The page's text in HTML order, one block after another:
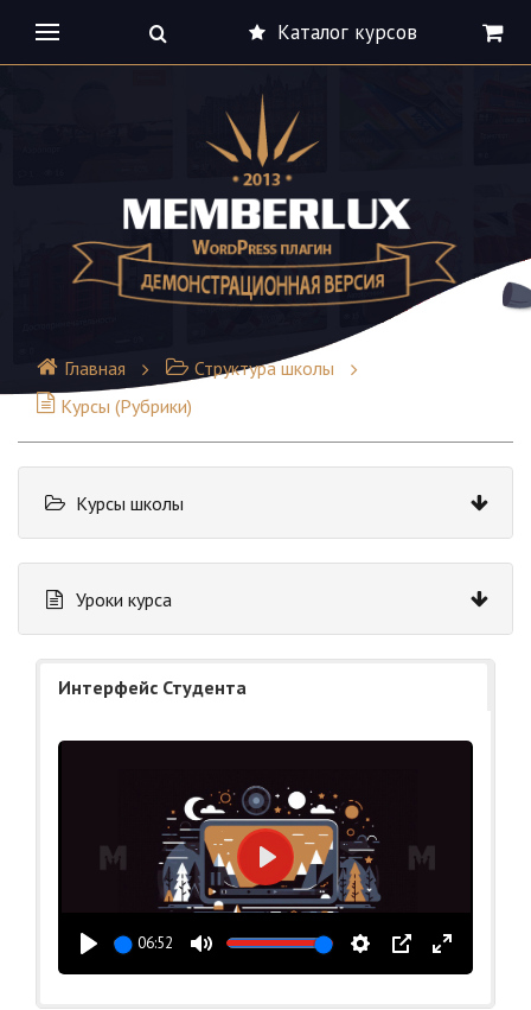
Каталог курсов
Главная
Структура школы
Курсы (Рубрики)
Курсы школы
Интерфейс Студента
Воспроизвести
06:52
Выключить
Настройки
PIP На
Воспроизвести
Уроки курса